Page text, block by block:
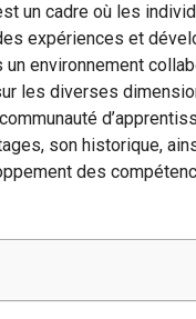
un cadre où les
expériences et
environnement
les diverses
communauté
son historique,
des